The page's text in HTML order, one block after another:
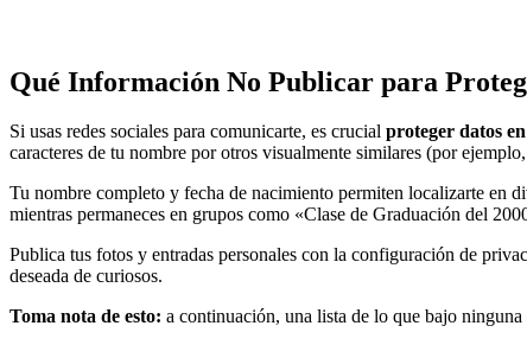
Qué Información No Publicar para
Si usas redes sociales para comunicarte, es crucial proteger datos
caracteres de tu nombre por otros visualmente similares (por
Tu nombre completo y fecha de nacimiento permiten localizarte en
mientras permaneces en grupos como «Clase de Graduación del
Publica tus fotos y entradas personales con la configuración de
deseada de curiosos.
Toma nota de esto: a continuación, una lista de lo que bajo